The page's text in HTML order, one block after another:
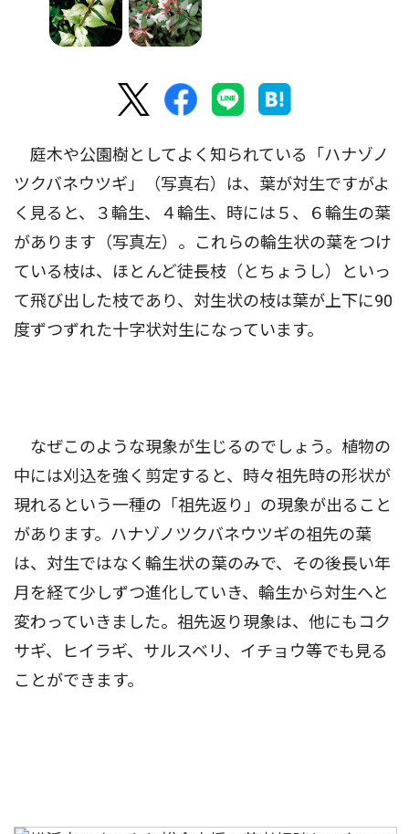
庭木や公園樹としてよく知られている「ハナゾノ
ツクバネウツギ」（写真右）は、葉が対生ですがよ
く見ると、３輪生、４輪生、時には５、６輪生の葉
があります（写真左）。これらの輪生状の葉をつけ
ている枝は、ほとんど徒長枝（とちょうし）といっ
て飛び出した枝であり、対生状の枝は葉が上下に90
度ずつずれた十字状対生になっています。
なぜこのような現象が生じるのでしょう。植物の
中には刈込を強く剪定すると、時々祖先時の形状が
現れるという一種の「祖先返り」の現象が出ること
があります。ハナゾノツクバネウツギの祖先の葉
は、対生ではなく輪生状の葉のみで、その後長い年
月を経て少しずつ進化していき、輪生から対生へと
変わっていきました。祖先返り現象は、他にもコク
サギ、ヒイラギ、サルスベリ、イチョウ等でも見る
ことができます。